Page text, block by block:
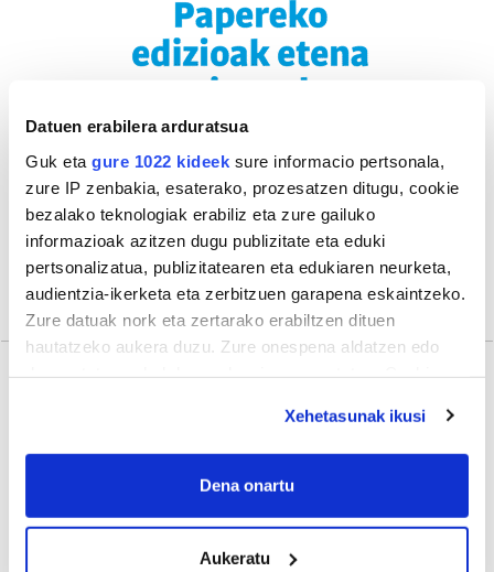
Datuen erabilera arduratsua
Guk eta gure 1022 kideek sure informacio pertsonala,
zure IP zenbakia, esaterako, prozesatzen ditugu, cookie
bezalako teknologiak erabiliz eta zure gailuko
informazioak azitzen dugu publizitate eta eduki
pertsonalizatua, publizitatearen eta edukiaren neurketa,
audientzia-ikerketa eta zerbitzuen garapena eskaintzeko.
Zure datuak nork eta zertarako erabiltzen dituen
hautatzeko aukera duzu. Zure onespena aldatzen edo
If you allow, we would also like to:
Collect information about your geographical
meters
Identify your device by actively scanning it for
Xehetasunak ikusi
Dena onartu
Aukeratu
Gehiago